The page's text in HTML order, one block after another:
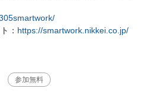
： https://smartwork.nikkei.co.jp/
参加無料